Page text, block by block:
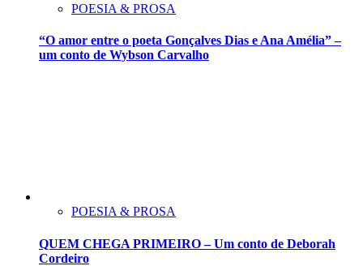
POESIA & PROSA
“O amor entre o poeta Gonçalves Dias e Ana Amélia” –
um conto de Wybson Carvalho
POESIA & PROSA
QUEM CHEGA PRIMEIRO – Um conto de Deborah
Cordeiro